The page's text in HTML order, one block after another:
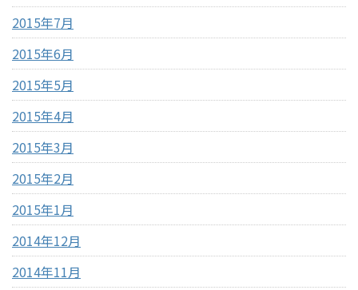
2015年7月
2015年6月
2015年5月
2015年4月
2015年3月
2015年2月
2015年1月
2014年12月
2014年11月